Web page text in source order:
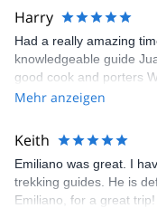
particularly our lead
adventurous outdoor
loves the area I highly
not have been better.
Mountaineering
Harry
Had a really amazing
knowledgeable guide
good cook and porters
organized, and we
and everyday had
recommend
the beauty of
someday with the same
Mehr anzeigen
Keith
Emiliano was great. I
trekking guides. He is
Emiliano, for a great trip!